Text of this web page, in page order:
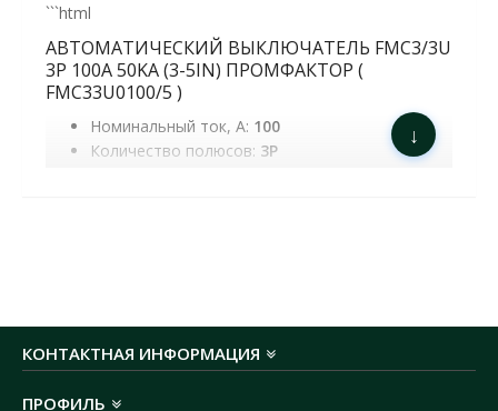
```html
АВТОМАТИЧЕСКИЙ ВЫКЛЮЧАТЕЛЬ FMC3/3U
3P 100A 50KA (3-5IN) ПРОМФАКТОР (
FMC33U0100/5 )
Номинальный ток, А: 100
Количество полюсов: 3P
Предельная рабочая отключающая
способность Icu, kA:50
Код УКТЗЕД:8536209000
Вес продукта, kg:
↓
КОНТАКТНАЯ ИНФОРМАЦИЯ
ПРОФИЛЬ